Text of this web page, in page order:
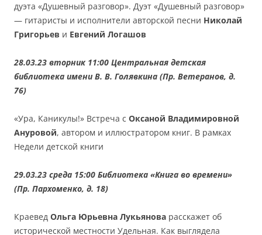
дуэта «Душевный разговор». Дуэт «Душевный разговор»
— гитаристы и исполнители авторской песни Николай
Григорьев и Евгений Логашов
28.03.23 вторник 11:00 Центральная детская
библиотека имени В. В. Голявкина (Пр. Ветеранов, д.
76)
«Ура, Каникулы!» Встреча с Оксаной Владимировной
Ануровой, автором и иллюстратором книг. В рамках
Недели детской книги
29.03.23 среда 15:00 Библиотека «Книга во времени»
(Пр. Пархоменко, д. 18)
Краевед Ольга Юрьевна Лукьянова расскажет об
исторической местности Удельная. Как выглядела